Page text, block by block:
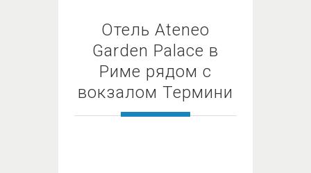
Отель Ateneo
Garden Palace в
Риме рядом с
вокзалом Термини